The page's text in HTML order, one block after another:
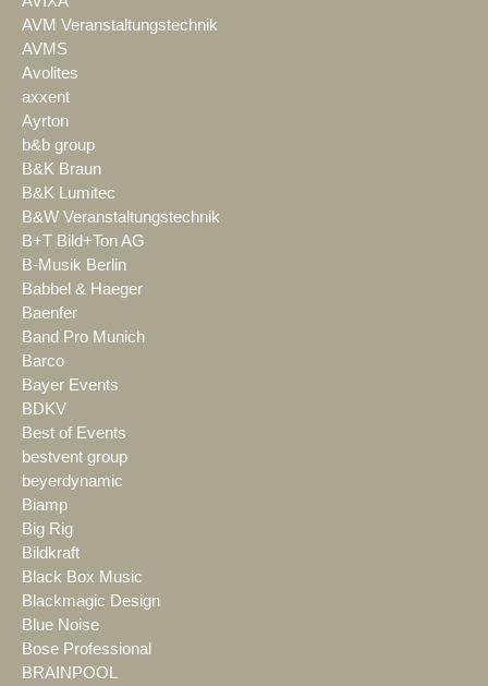
AVM Veranstaltungstechnik
AVMS
Avolites
axxent
Ayrton
b&b group
B&K Braun
B&K Lumitec
B&W Veranstaltungstechnik
B+T Bild+Ton AG
B-Musik Berlin
Babbel & Haeger
Baenfer
Band Pro Munich
Barco
Bayer Events
BDKV
Best of Events
bestvent group
beyerdynamic
Biamp
Big Rig
Bildkraft
Black Box Music
Blackmagic Design
Blue Noise
Bose Professional
BRAINPOOL